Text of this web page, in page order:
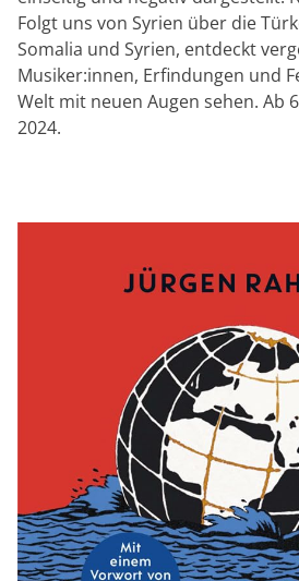
Folgt uns von Syrien über die
Somalia und Syrien, entdeckt
Musiker:innen, Erfindungen und
Welt mit neuen Augen sehen. Ab
2024.